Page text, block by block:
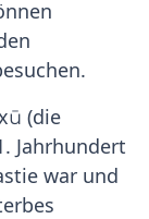
(die
Jahrhundert
war und